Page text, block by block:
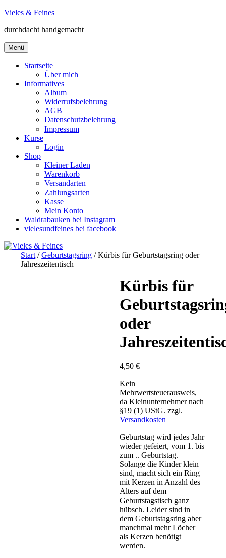
Zum
springen
Vieles & Feines
durchdacht handgemacht
Menü
Startseite
Über mich
Informatives
Album
Widerrufsbelehrung
AGB
Datenschutzbelehrung
Impressum
Kurse
Login
Shop
Kleiner Laden
Warenkorb
Versandarten
Zahlungsarten
Kasse
Mein Konto
Waldrabauken bei Instagram
vielesundfeines bei facebook
Start /Geburtstagsring / Kürbis für Geburtstagsring oder
Jahreszeitentisch
Kürbis für
oder
4,50€
Kein
Mehrwertsteuerausweis,
da Kleinunternehmer nach
§19 (1) UStG. zzgl.
Versandkosten
Geburtstag wird jedes Jahr
wieder gefeiert, vom 1. bis
zum .. Geburtstag.
Solange die Kinder klein
sind, macht sich ein Ring
mit Kerzen in Anzahl des
Alters auf dem
Geburtstagstisch ganz
hübsch. Leider sind in
dem Geburtstagsring aber
manchmal mehr Löcher
als Kerzen benötigt
werden.